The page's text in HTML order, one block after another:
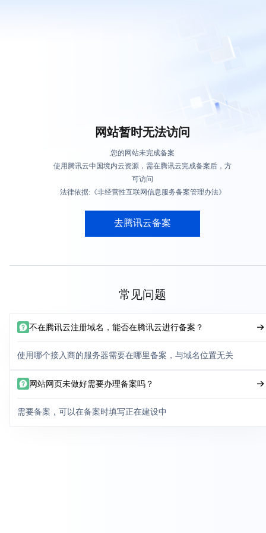
网站暂时无法访问
您的网站未完成备案
使用腾讯云中国境内云资源，需在腾讯云完成备案后，方
可访问
法律依据:《非经营性互联网信息服务备案管理办法》
去腾讯云备案
常见问题
不在腾讯云注册域名，能否在腾讯云进行备案？
使用哪个接入商的服务器需要在哪里备案，与域名位置无关
网站网页未做好需要办理备案吗？
需要备案，可以在备案时填写正在建设中